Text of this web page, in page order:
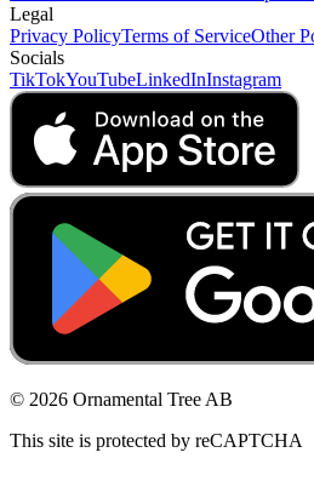
Legal
Privacy PolicyTerms of ServiceOther
Socials
TikTokYouTubeLinkedInInstagram
© 2026 Ornamental Tree AB
This site is protected by reCAPTCHA